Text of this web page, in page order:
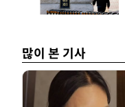
많이 본 기사